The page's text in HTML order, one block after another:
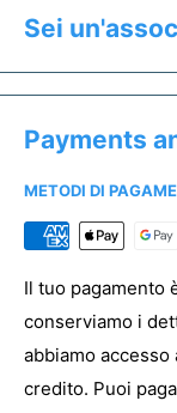
Calcolare il
Salvare un
Acquistare
Sei
Se sei
Terzo Settore.
Per registrare la
Payments
METODI DI
Il tuo pagamento
conserviamo i
abbiamo
credito. Puoi